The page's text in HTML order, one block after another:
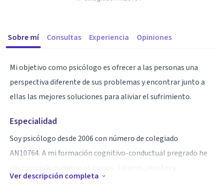
Sobre mí Consultas Experiencia Opiniones
Mi objetivo como psicólogo es ofrecer a las personas una
perspectiva diferente de sus problemas y encontrar junto a
ellas las mejores soluciones para aliviar el sufrimiento.
Especialidad
Soy psicólogo desde 2006 con número de colegiado
AN10764. A mi formación cognitivo-conductual pregrado he
experiencia personal que me han conducido a mi propio
Ver descripción completa